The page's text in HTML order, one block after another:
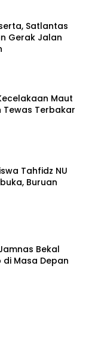
Satlantas
Gerak Jalan
Maut
Tewas Terbakar
Tahfidz NU
Buruan
Bekal
di Masa Depan